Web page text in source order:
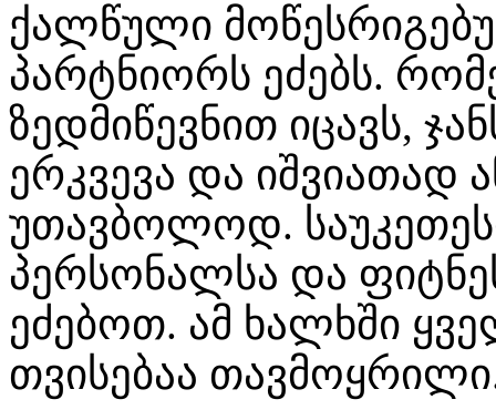
ქალწული
პარტნიორს ეძებს.
ზედმიწევნით იცავს,
ერკვევა და იშვიათად
უთავბოლოდ.
პერსონალსა და
ეძებოთ. ამ ხალხში
თვისებაა